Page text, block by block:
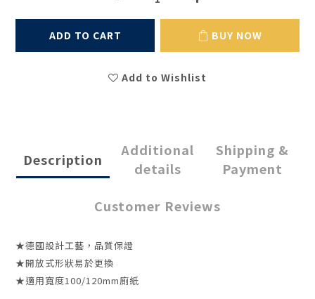
ADD TO CART BUY NOW
Add to Wishlist
Description
Additional
details
Shipping &
Payment
Customer Reviews
★德國設計工藝， 品質保證
★開放式形狀易於更換
★適用寬度100/120mm廁紙